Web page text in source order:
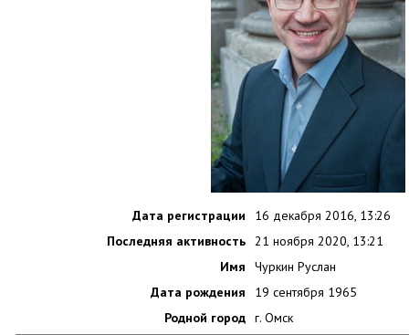
Дата регистрации
16 декабря 2016, 13:26
Последняя активность 21 ноября 2020, 13:21
Имя
Чуркин Руслан
Дата рождения
19 сентября 1965
Родной город г. Омск